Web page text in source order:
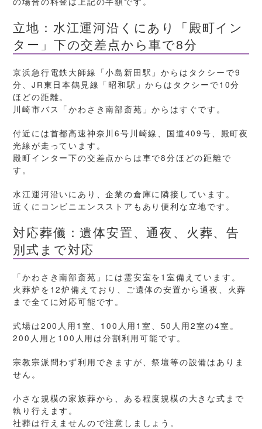
立地：水江運河沿くにあり「殿町イン
ター」下の交差点から車で8分
京浜急行電鉄大師線「小島新田駅」からはタクシーで9
分、JR東日本鶴見線「昭和駅」からはタクシーで10分
ほどの距離。
川崎市バス「かわさき南部斎苑」からはすぐです。
付近には首都高速神奈川6号川崎線、国道409号、殿町夜
光線が走っています。
殿町インター下の交差点からは車で8分ほどの距離で
す。
水江運河沿いにあり、企業の倉庫に隣接しています。
近くにコンビニエンスストアもあり便利な立地です。
対応葬儀：遺体安置、通夜、火葬、告
別式まで対応
「かわさき南部斎苑」には霊安室を1室備えています。
火葬炉を12炉備えており、ご遺体の安置から通夜、火葬
まで全てに対応可能です。
式場は200人用1室、100人用1室、50人用2室の4室。
200人用と100人用は分割利用可能です。
宗教宗派問わず利用できますが、祭壇等の設備はありま
せん。
小さな規模の家族葬から、ある程度規模の大きな式まで
執り行えます。
社葬は行えませんので注意しましょう。